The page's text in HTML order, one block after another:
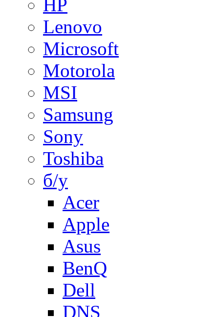
HP
Lenovo
Microsoft
Motorola
MSI
Samsung
Sony
Toshiba
б/у
Acer
Apple
Asus
BenQ
Dell
DNS